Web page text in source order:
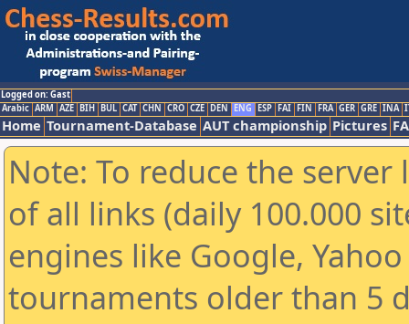
Logged on: Gast
Arabic ARM AZE BIH BUL CAT CHN CRO CZE DEN ENG ESP FAI FIN FRA GER GRE INA
Home Tournament-Database AUT championship Pictures
Note: To reduce the
of all links (daily 100.000
engines like Google,
tournaments older than 5